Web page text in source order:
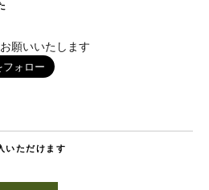
願いいたします
いただけます